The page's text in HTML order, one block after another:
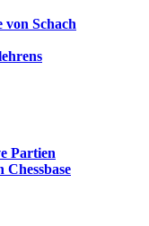
von Schach‎
Partien
Chessbase